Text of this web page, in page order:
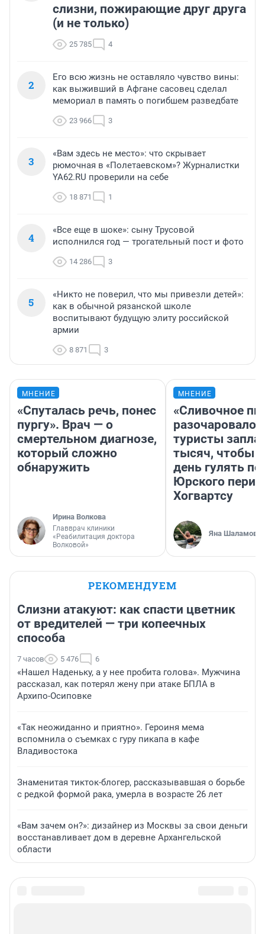
слизни, пожирающие друг друга
(и не только)
25 785 4
2
Его всю жизнь не оставляло чувство вины:
как выживший в Афгане сасовец сделал
мемориал в память о погибшем разведбате
23 966 3
3
«Вам здесь не место»: что скрывает
рюмочная в «Полетаевском»? Журналистки
YA62.RU проверили на себе
18 871 1
4
«Все еще в шоке»: сыну Трусовой
исполнился год — трогательный пост и фото
14 286 3
5
«Никто не поверил, что мы привезли детей»:
как в обычной рязанской школе
воспитывают будущую элиту российской
армии
8 871 3
МНЕНИЕ
«Спуталась речь, понес
пургу». Врач — о
смертельном диагнозе,
который сложно
обнаружить
Ирина Волкова
Главврач клиники
«Реабилитация доктора
Волковой»
МНЕНИЕ
«Сливочное
разочаровало»:
туристы
тысяч, чтобы
день гулять по
Юрского
Хогвартсу
Яна Шаламова
РЕКОМЕНДУЕМ
Слизни атакуют: как спасти цветник
от вредителей — три копеечных
способа
7 часов 5 476 6
«Нашел Наденьку, а у нее пробита голова». Мужчина
рассказал, как потерял жену при атаке БПЛА в
Архипо-Осиповке
«Так неожиданно и приятно». Героиня мема
вспомнила о съемках с гуру пикапа в кафе
Владивостока
Знаменитая тикток-блогер, рассказывавшая о борьбе
с редкой формой рака, умерла в возрасте 26 лет
«Вам зачем он?»: дизайнер из Москвы за свои деньги
восстанавливает дом в деревне Архангельской
области